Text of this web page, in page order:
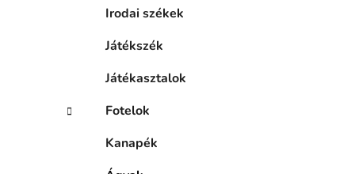
Irodai székek
Játékszék
Játékasztalok
Fotelok
Kanapék